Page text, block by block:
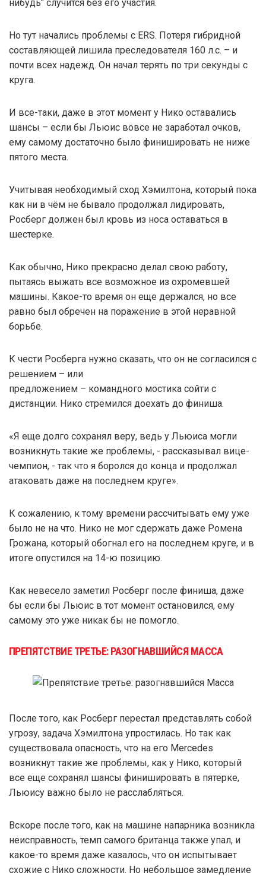
нибудь" случится без его участия.
Но тут начались проблемы с ERS. Потеря гибридной
составляющей лишила преследователя 160 л.с. – и
почти всех надежд. Он начал терять по три секунды с
круга.
И все-таки, даже в этот момент у Нико оставались
шансы – если бы Льюис вовсе не заработал очков,
ему самому достаточно было финишировать не ниже
пятого места.
Учитывая необходимый сход Хэмилтона, который пока
как ни в чём не бывало продолжал лидировать,
Росберг должен был кровь из носа оставаться в
шестерке.
Как обычно, Нико прекрасно делал свою работу,
пытаясь выжать все возможное из охромевшей
машины. Какое-то время он еще держался, но все
равно был обречен на поражение в этой неравной
борьбе.
К чести Росберга нужно сказать, что он не согласился с
решением – или
предложением – командного мостика сойти с
дистанции. Нико стремился доехать до финиша.
«Я еще долго сохранял веру, ведь у Льюиса могли
возникнуть такие же проблемы, - рассказывал вице-
чемпион, - так что я боролся до конца и продолжал
атаковать даже на последнем круге».
К сожалению, к тому времени рассчитывать ему уже
было не на что. Нико не мог сдержать даже Ромена
Грожана, который обогнал его на последнем круге, и в
итоге опустился на 14-ю позицию.
Как невесело заметил Росберг после финиша, даже
бы если бы Льюис в тот момент остановился, ему
самому это уже никак бы не помогло.
ПРЕПЯТСТВИЕ ТРЕТЬЕ: РАЗОГНАВШИЙСЯ МАССА
После того, как Росберг перестал представлять собой
угрозу, задача Хэмилтона упростилась. Но так как
существовала опасность, что на его Mercedes
возникнут такие же проблемы, как у Нико, который
все еще сохранял шансы финишировать в пятерке,
Льюису важно было не расслабляться.
Вскоре после того, как на машине напарника возникла
неисправность, темп самого британца также упал, и
какое-то время даже казалось, что он испытывает
схожие с Нико сложности. Но небольшое замедление